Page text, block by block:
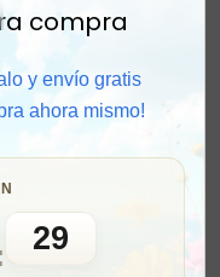
compra
y envío gratis
ahora mismo!
27